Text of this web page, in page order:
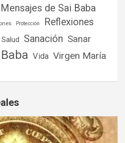
Mensajes de Sai Baba
Protección Reflexiones
Salud Sanación Sanar
Vida Virgen María